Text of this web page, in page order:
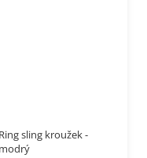
Ring sling kroužek -
modrý